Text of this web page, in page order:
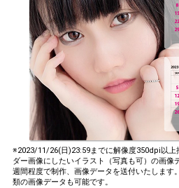
※2023/11/26(日)23:59までに解像度350dpi以
ダー画像にしたいイラスト（写真も可）の画像
週間程度で制作、画像データを送付いたします
類の画像データも可能です。